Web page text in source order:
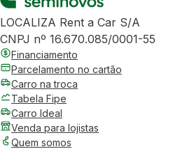
LOCALIZA Rent a Car S/A
CNPJ nº 16.670.085/0001-55
Financiamento
Parcelamento no cartão
Carro na troca
Tabela Fipe
Carro Ideal
Venda para lojistas
Quem somos